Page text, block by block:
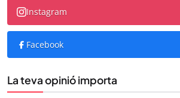
Instagram
Facebook
La teva opinió importa